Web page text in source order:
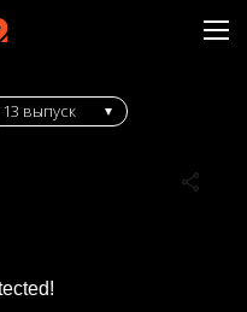
13 выпуск